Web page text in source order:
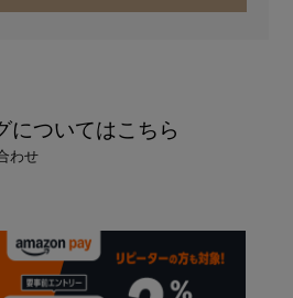
についてはこちら
わせ